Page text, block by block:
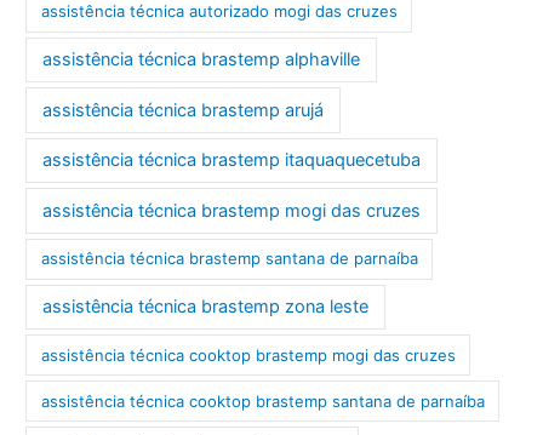
assistência técnica autorizado mogi das cruzes
assistência técnica brastemp alphaville
assistência técnica brastemp arujá
assistência técnica brastemp itaquaquecetuba
assistência técnica brastemp mogi das cruzes
assistência técnica brastemp santana de parnaíba
assistência técnica brastemp zona leste
assistência técnica cooktop brastemp mogi das cruzes
assistência técnica cooktop brastemp santana de parnaíba